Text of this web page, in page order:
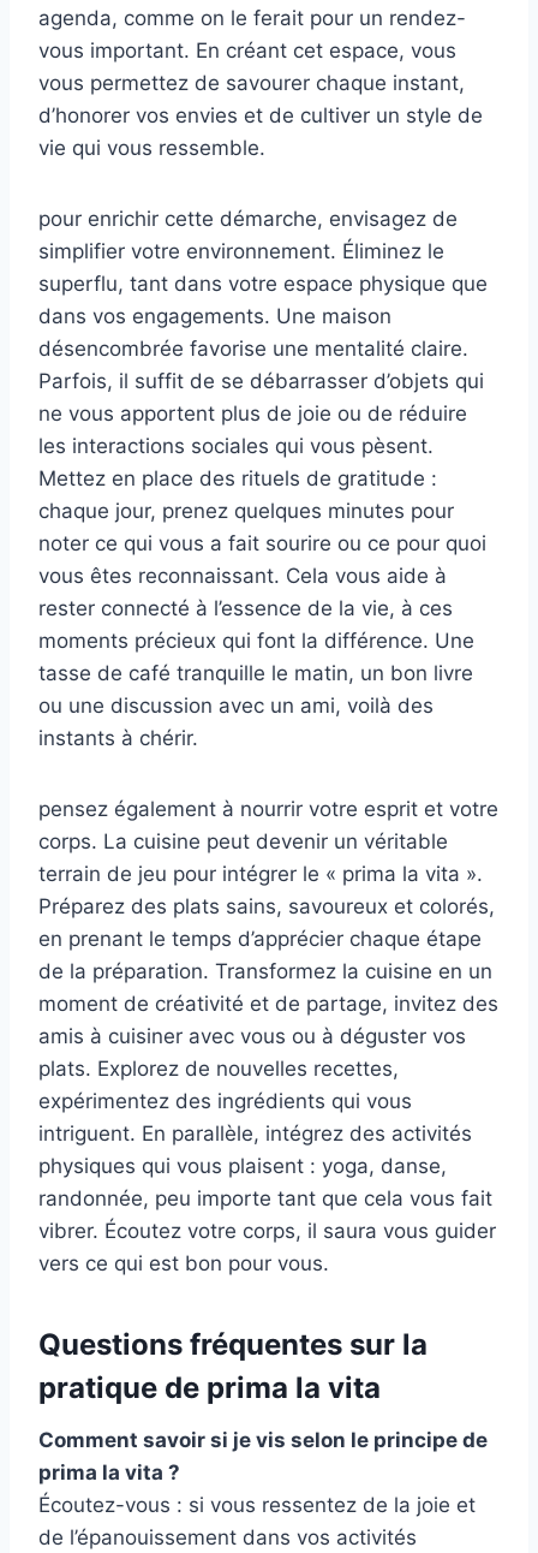
agenda, comme on le ferait pour un rendez-
vous important. En créant cet espace, vous
vous permettez de savourer chaque instant,
d’honorer vos envies et de cultiver un style de
vie qui vous ressemble.
pour enrichir cette démarche, envisagez de
simplifier votre environnement. Éliminez le
superflu, tant dans votre espace physique que
dans vos engagements. Une maison
désencombrée favorise une mentalité claire.
Parfois, il suffit de se débarrasser d’objets qui
ne vous apportent plus de joie ou de réduire
les interactions sociales qui vous pèsent.
Mettez en place des rituels de gratitude :
chaque jour, prenez quelques minutes pour
noter ce qui vous a fait sourire ou ce pour quoi
vous êtes reconnaissant. Cela vous aide à
rester connecté à l’essence de la vie, à ces
moments précieux qui font la différence. Une
tasse de café tranquille le matin, un bon livre
ou une discussion avec un ami, voilà des
instants à chérir.
pensez également à nourrir votre esprit et votre
corps. La cuisine peut devenir un véritable
terrain de jeu pour intégrer le « prima la vita ».
Préparez des plats sains, savoureux et colorés,
en prenant le temps d’apprécier chaque étape
de la préparation. Transformez la cuisine en un
moment de créativité et de partage, invitez des
amis à cuisiner avec vous ou à déguster vos
plats. Explorez de nouvelles recettes,
expérimentez des ingrédients qui vous
intriguent. En parallèle, intégrez des activités
physiques qui vous plaisent : yoga, danse,
randonnée, peu importe tant que cela vous fait
vibrer. Écoutez votre corps, il saura vous guider
vers ce qui est bon pour vous.
Questions fréquentes sur la
pratique de prima la vita
Comment savoir si je vis selon le principe de
prima la vita ?
Écoutez-vous : si vous ressentez de la joie et
de l’épanouissement dans vos activités